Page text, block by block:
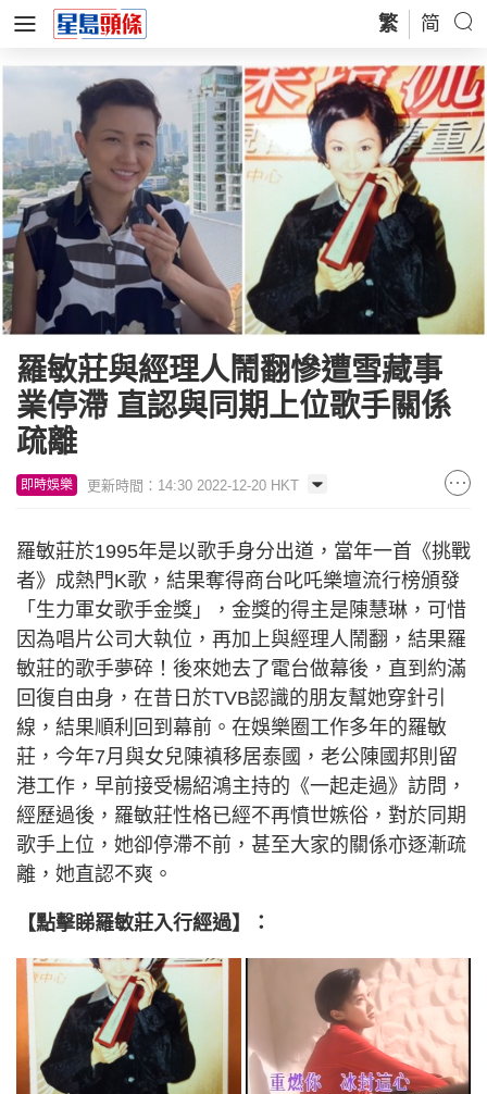
繁 简
羅敏莊與經理人鬧翻慘遭雪藏事
業停滯 直認與同期上位歌手關係
疏離
即時娛樂 更新時間：14:30 2022-12-20 HKT
羅敏莊於1995年是以歌手身分出道，當年一首《挑戰
者》成熱門K歌，結果奪得商台叱吒樂壇流行榜頒發
「生力軍女歌手金獎」，金獎的得主是陳慧琳，可惜
因為唱片公司大執位，再加上與經理人鬧翻，結果羅
敏莊的歌手夢碎！後來她去了電台做幕後，直到約滿
回復自由身，在昔日於TVB認識的朋友幫她穿針引
線，結果順利回到幕前。在娛樂圈工作多年的羅敏
莊，今年7月與女兒陳禛移居泰國，老公陳國邦則留
港工作，早前接受楊紹鴻主持的《一起走過》訪問，
經歷過後，羅敏莊性格已經不再憤世嫉俗，對於同期
歌手上位，她卻停滯不前，甚至大家的關係亦逐漸疏
離，她直認不爽。
【點擊睇羅敏莊入行經過】：